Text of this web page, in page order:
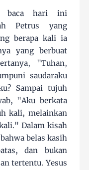
baca hari ini
Petrus yang
berapa kali ia
yang berbuat
"Tuhan,
saudaraku
Sampai tujuh
"Aku berkata
kali, melainkan
Dalam kisah
belas kasih
dan bukan
tertentu. Yesus